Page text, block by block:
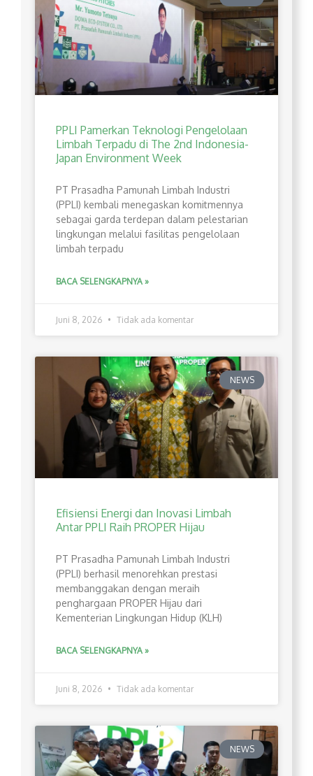
PPLI Pamerkan Teknologi Pengelolaan
Limbah Terpadu di The 2nd Indonesia-
Japan Environment Week
PT Prasadha Pamunah Limbah Industri
(PPLI) kembali menegaskan komitmennya
sebagai garda terdepan dalam pelestarian
lingkungan melalui fasilitas pengelolaan
limbah terpadu
BACA SELENGKAPNYA »
Juni 8, 2026 Tidak ada komentar
NEWS
Efisiensi Energi dan Inovasi Limbah
Antar PPLI Raih PROPER Hijau
PT Prasadha Pamunah Limbah Industri
(PPLI) berhasil menorehkan prestasi
membanggakan dengan meraih
penghargaan PROPER Hijau dari
Kementerian Lingkungan Hidup (KLH)
BACA SELENGKAPNYA »
Juni 8, 2026 Tidak ada komentar
NEWS